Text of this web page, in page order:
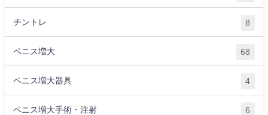
チントレ 8
ペニス増大 68
ペニス増大器具 4
ペニス増大手術・注射 6